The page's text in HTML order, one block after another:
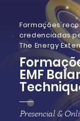
Formações
credenciadas
The Energy
EMF
Presencial &